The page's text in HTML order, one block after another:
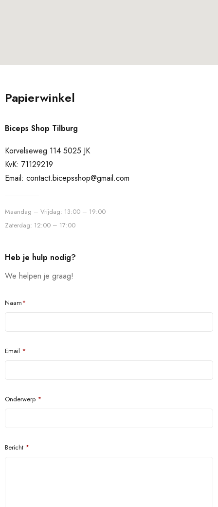
Papierwinkel
Biceps Shop Tilburg
Korvelseweg 114 5025 JK
KvK: 71129219
Email: contact.bicepsshop@gmail.com
Maandag – Vrijdag: 13:00 – 19:00
Zaterdag: 12:00 – 17:00
Heb je hulp nodig?
We helpen je graag!
Naam*
Email *
Onderwerp *
Bericht *